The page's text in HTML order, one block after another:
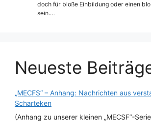
doch für bloße Einbildung oder einen
sein.…
Neueste
„MECFS“ – Anhang: Nachrichten aus
Scharteken
(Anhang zu unserer kleinen „MECSF“-